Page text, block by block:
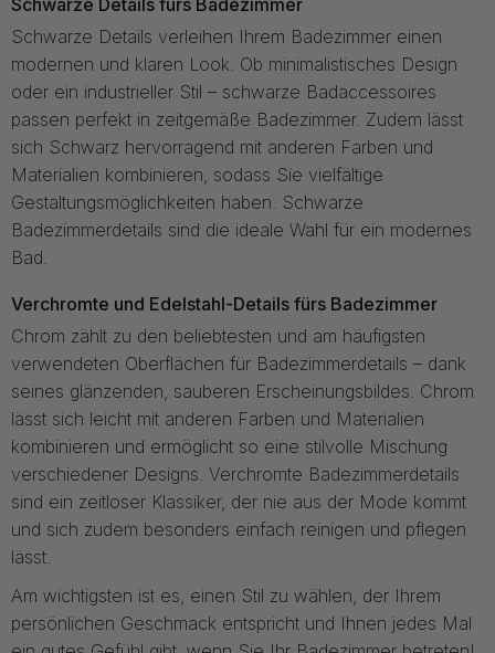
Schwarze Details verleihen Ihrem Badezimmer einen
modernen und klaren Look. Ob minimalistisches Design
oder ein industrieller Stil – schwarze Badaccessoires
passen perfekt in zeitgemäße Badezimmer. Zudem lässt
sich Schwarz hervorragend mit anderen Farben und
Materialien kombinieren, sodass Sie vielfältige
Gestaltungsmöglichkeiten haben. Schwarze
Badezimmerdetails sind die ideale Wahl für ein modernes
Bad.
Verchromte und Edelstahl-Details fürs Badezimmer
Chrom zählt zu den beliebtesten und am häufigsten
verwendeten Oberflächen für Badezimmerdetails – dank
seines glänzenden, sauberen Erscheinungsbildes. Chrom
lässt sich leicht mit anderen Farben und Materialien
kombinieren und ermöglicht so eine stilvolle Mischung
verschiedener Designs. Verchromte Badezimmerdetails
sind ein zeitloser Klassiker, der nie aus der Mode kommt
und sich zudem besonders einfach reinigen und pflegen
lässt.
Am wichtigsten ist es, einen Stil zu wählen, der Ihrem
persönlichen Geschmack entspricht und Ihnen jedes Mal